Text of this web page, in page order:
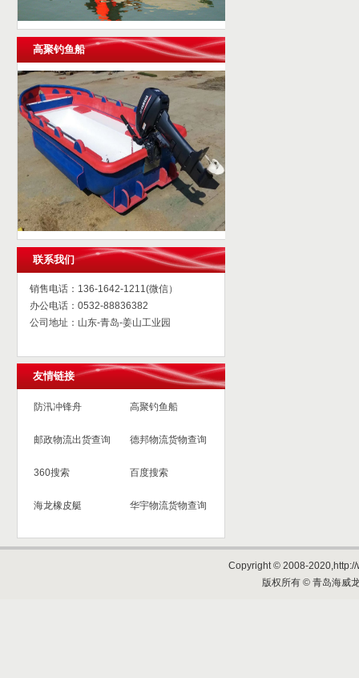
高聚钓鱼船
联系我们
销售电话：136-1642-1211(微信）
办公电话：0532-88836382
公司地址：山东-青岛-姜山工业园
友情链接
防汛冲锋舟 高聚钓鱼船
邮政物流出货查询 德邦物流货物查询
360搜索 百度搜索
海龙橡皮艇 华宇物流货物查询
Copyright © 2008-
版权所有 © 青岛海威